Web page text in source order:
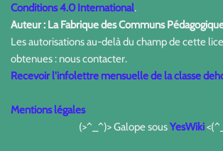
Conditions 4.0 International.
Auteur : La Fabrique des Communs
Les autorisations au-delà du champ de cette
obtenues : nous contacter.
Recevoir l'infolettre mensuelle de la classe
Mentions légales
(>^_^)> Galope sousYesWiki